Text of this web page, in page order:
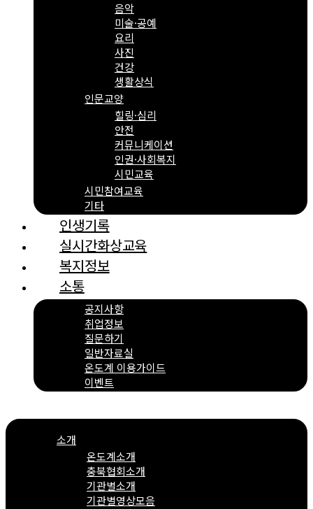
음악
미술·공예
요리
사진
건강
생활상식
인문교양
힐링·심리
안전
커뮤니케이션
인권·사회복지
시민교육
시민참여교육
기타
인생기록
실시간화상교육
복지정보
소통
공지사항
취업정보
질문하기
일반자료실
온도계 이용가이드
이벤트
소개
온도계소개
충북협회소개
기관별소개
기관별영상모음